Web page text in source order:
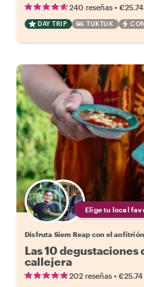
240 reseñas • €25.74
DAY TRIP TUKTUK
Elige tu local
Disfruta Siem Reap con el
Las 10 degustaciones
callejera
202 reseñas • €25.74